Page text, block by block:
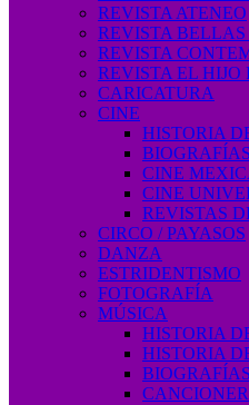
REVISTA ATENEO
REVISTA BELLAS
REVISTA
REVISTA EL HIJO
CARICATURA
CINE
HISTORIA
CINE
CINE
REVISTAS
CIRCO / PAYASOS
DANZA
ESTRIDENTISMO
FOTOGRAFÍA
MÚSICA
HISTORIA
HISTORIA